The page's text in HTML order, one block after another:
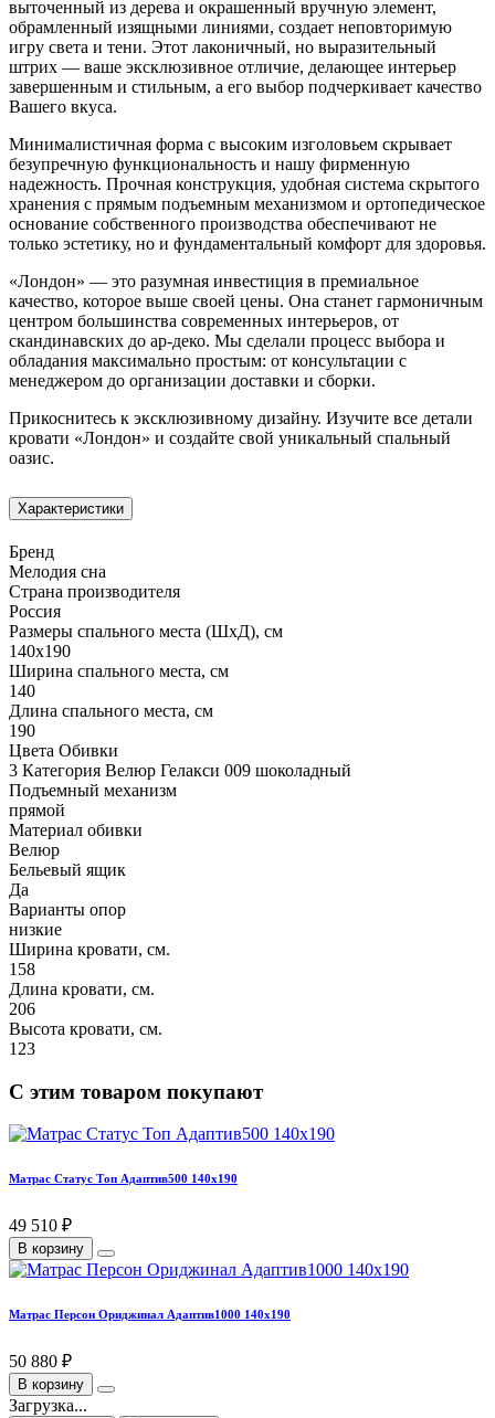
выточенный из дерева и окрашенный вручную элемент,
обрамленный изящными линиями, создает неповторимую
игру света и тени. Этот лаконичный, но выразительный
штрих — ваше эксклюзивное отличие, делающее интерьер
завершенным и стильным, а его выбор подчеркивает качество
Вашего вкуса.
Минималистичная форма с высоким изголовьем скрывает
безупречную функциональность и нашу фирменную
надежность. Прочная конструкция, удобная система скрытого
хранения с прямым подъемным механизмом и ортопедическое
основание собственного производства обеспечивают не
только эстетику, но и фундаментальный комфорт для здоровья.
«Лондон» — это разумная инвестиция в премиальное
качество, которое выше своей цены. Она станет гармоничным
центром большинства современных интерьеров, от
скандинавских до ар-деко. Мы сделали процесс выбора и
обладания максимально простым: от консультации с
менеджером до организации доставки и сборки.
Прикоснитесь к эксклюзивному дизайну. Изучите все детали
кровати «Лондон» и создайте свой уникальный спальный
оазис.
Характеристики
Бренд
Мелодия сна
Страна производителя
Россия
Размеры спального места (ШхД), см
140х190
Ширина спального места, см
140
Длина спального места, см
190
Цвета Обивки
3 Категория Велюр Гелакси 009 шоколадный
Подъемный механизм
прямой
Материал обивки
Велюр
Бельевый ящик
Да
Варианты опор
низкие
Ширина кровати, см.
158
Длина кровати, см.
206
Высота кровати, см.
123
С этим товаром покупают
Матрас Статус Топ Адаптив500 140х190
49 510 ₽
В корзину
Матрас Персон Ориджинал Адаптив1000 140х190
50 880 ₽
В корзину
Загрузка...